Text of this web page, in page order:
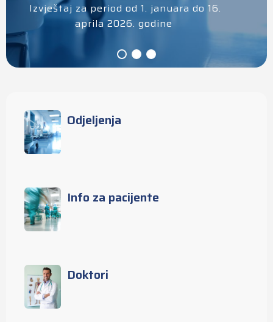
Izvještaj za period od 1. januara do 16.
aprila 2026. godine
Odjeljenja
Info za pacijente
Doktori